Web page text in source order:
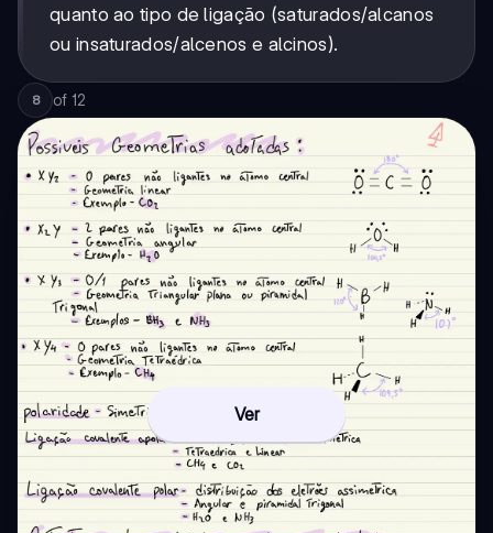
quanto ao tipo de ligação (saturados/alcanos
ou insaturados/alcenos e alcinos).
8 of 12
Ver